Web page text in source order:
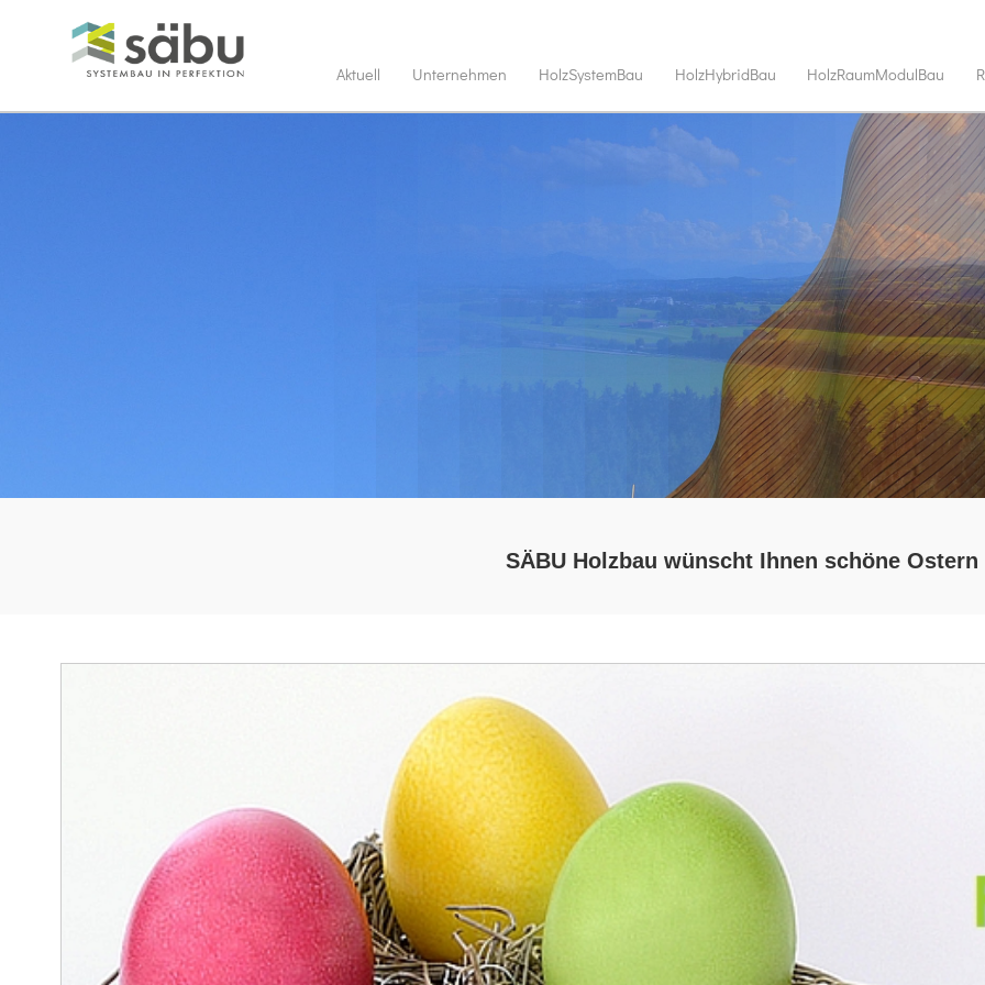
Aktuell Unternehmen HolzSystemBau HolzHybridBau HolzRaumModulBau
SÄBU Holzbau wünscht Ihnen schöne Ostern